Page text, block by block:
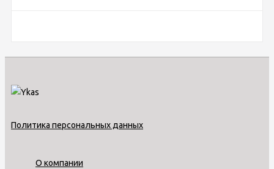
Политика персональных данных
О компании